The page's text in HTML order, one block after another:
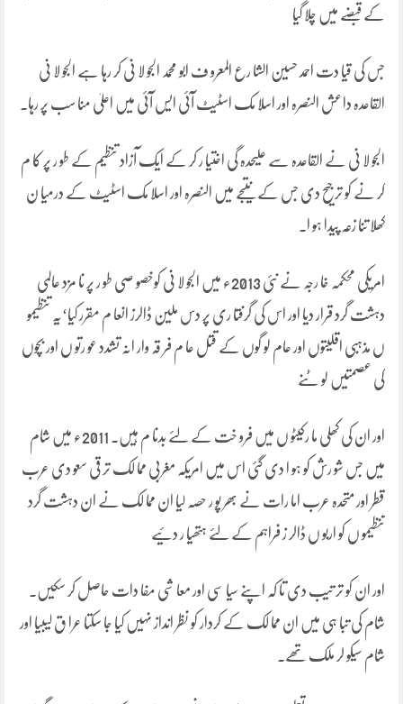
کے قبضے میں چلا گیا
جس کی قیا دت احمد حسین الشا رع المعرو ف ابو محمد الجو لا نی کر رہا ہے الجو لا نی
القاعدہ داعش النصرہ اور اسلا مک اسٹیٹ آئی ایس آئی میں اعلیٰ منا سب پر رہا۔
الجو لا نی نے القاعدہ سے علیحدہ گی اختیا ر کر کے ایک آزاد تنظیم کے طو ر پر کا م
کر نے کو ترجیح دی جس کے نتیجے میں النصرہ اور اسلا مک اسٹیٹ کے درمیا ن
کھلا تنا زعہ پیدا ہو ا۔
امریکی محکمہ خا رجہ نے نئی 2013ء میں الجو لا نی کوخصو صی طو ر پر نا مزد عالمی
دہشت گرد قرار دیا اور اس کی گرفتا ری پر دس ملین ڈالرز انعا م مقرر کیا‘یہ تنظیمو
ں مذہبی اقلیتوں اور عام لو گوں کے قتل عا م فر قہ وار انہ تشدد عو رتو ں اور بچوں
کی عصمتیں لو ٹنے
اور ان کی کھلی ما رکیٹو ں میں فرو خت کے لئے بدنا م ہیں۔ 2011ء میں شام
میں جس شو رش کو ہو ا دی گئی اس میں امریکہ مغربی مما لک تر قی سعو دی عرب
قطر اور متحدہ عرب اما رات نے بھر پو ر حصہ لیا ان مما لک نے ان دہشت گرد
تنظیمو ں کو اربو ں ڈالر ز فراہم کے لئے ہتھیا ر دئیے
اور ان کو تر تیب دی تا کہ اپنے سیا سی اور معا شی مفا دات حاصل کر سکیں۔
شام کی تبا ہی میں ان مما لک کے کردار کو نظر انداز نہیں کیا جا سکتا عرا ق لیبیا اور
شام سیکو لر ملک تھے۔